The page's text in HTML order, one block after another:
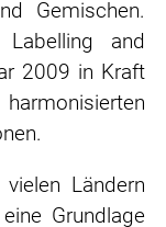
Gemischen.
Labelling and
2009 in Kraft
Ländern
Grundlage